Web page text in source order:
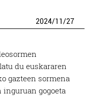
2024/11/27
du euskararen
gazteen sormena
gogoeta